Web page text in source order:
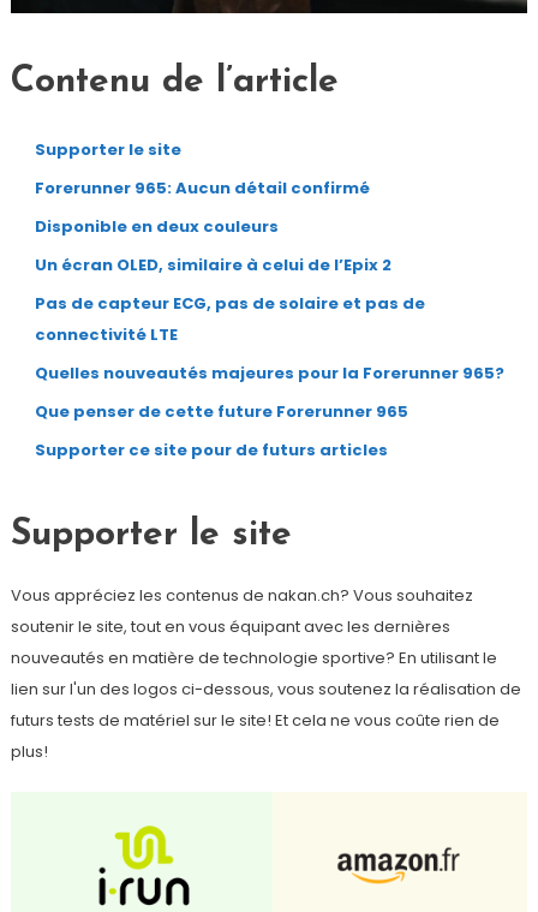
Contenu de l’article
Supporter le site
Forerunner 965: Aucun détail confirmé
Disponible en deux couleurs
Un écran OLED, similaire à celui de l’Epix 2
Pas de capteur ECG, pas de solaire et pas de
connectivité LTE
Quelles nouveautés majeures pour la Forerunner 965?
Que penser de cette future Forerunner 965
Supporter ce site pour de futurs articles
Supporter le site
Vous appréciez les contenus de nakan.ch? Vous souhaitez
soutenir le site, tout en vous équipant avec les dernières
nouveautés en matière de technologie sportive? En utilisant le
lien sur l'un des logos ci-dessous, vous soutenez la réalisation de
futurs tests de matériel sur le site! Et cela ne vous coûte rien de
plus!